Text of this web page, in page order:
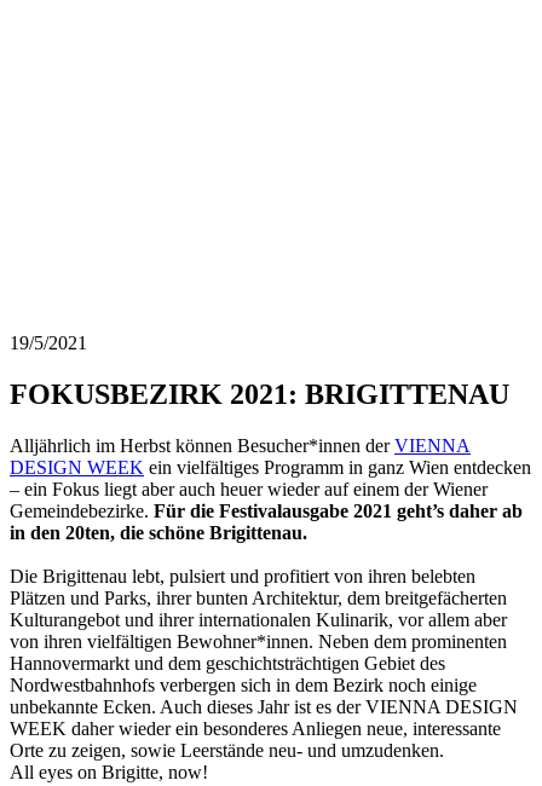
19/5/2021
FOKUSBEZIRK 2021: BRIGITTENAU
Alljährlich im Herbst können Besucher*innen derVIENNA
DESIGN WEEK ein vielfältiges Programm in ganz Wien entdecken
– ein Fokus liegt aber auch heuer wieder auf einem der Wiener
Gemeindebezirke. Für die Festivalausgabe 2021 geht’s daher ab
in den 20ten, die schöne Brigittenau.
Die Brigittenau lebt, pulsiert und profitiert von ihren belebten
Plätzen und Parks, ihrer bunten Architektur, dem breitgefächerten
Kulturangebot und ihrer internationalen Kulinarik, vor allem aber
von ihren vielfältigen Bewohner*innen. Neben dem prominenten
Hannovermarkt und dem geschichtsträchtigen Gebiet des
Nordwestbahnhofs verbergen sich in dem Bezirk noch einige
unbekannte Ecken. Auch dieses Jahr ist es der VIENNA DESIGN
WEEK daher wieder ein besonderes Anliegen neue, interessante
Orte zu zeigen, sowie Leerstände neu- und umzudenken.
All eyes on Brigitte, now!